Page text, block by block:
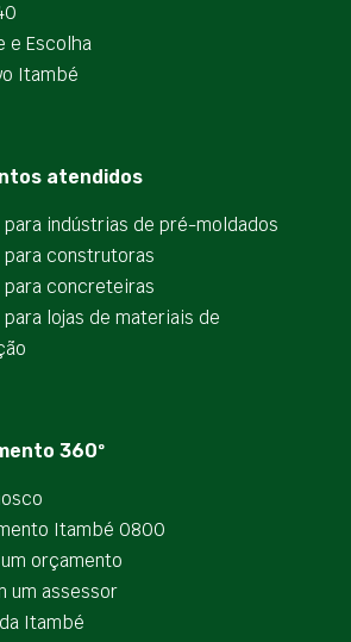
e Escolha
Itambé
atendidos
para indústrias de pré-moldados
para construtoras
para concreteiras
para lojas de materiais de
360º
Itambé 0800
orçamento
um assessor
Itambé